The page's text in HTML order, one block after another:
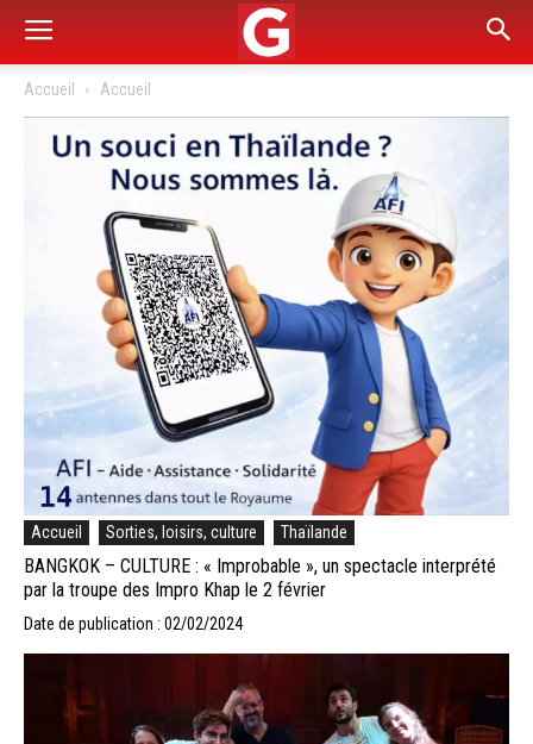
Accueil Accueil
Accueil Sorties, loisirs, culture Thaïlande
BANGKOK – CULTURE : « Improbable », un spectacle interprété
par la troupe des Impro Khap le 2 février
Date de publication : 02/02/2024